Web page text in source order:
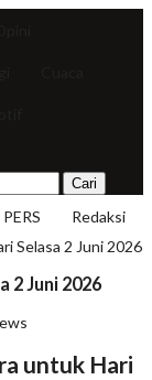
PERS
Redaksi
Selasa 2 Juni 2026
2 Juni 2026
untuk Hari